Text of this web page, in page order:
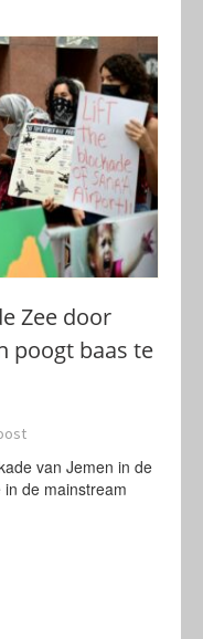
Zee door
poogt baas te
van Jemen in de
de mainstream